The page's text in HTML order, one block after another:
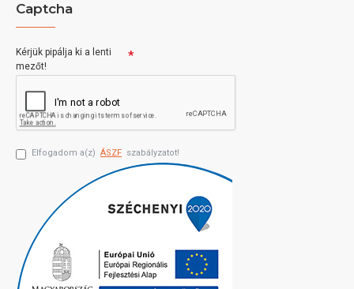
Captcha
Kérjük pipálja ki a lenti
mezőt!
Elfogadom a(z) ÁSZF szabályzatot!